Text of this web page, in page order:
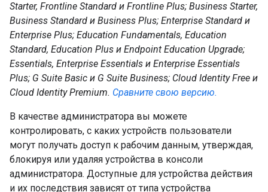
Starter, Frontline Standard и Frontline Plus; Business Starter,
Business Standard и Business Plus; Enterprise Standard и
Enterprise Plus; Education Fundamentals, Education
Standard, Education Plus и Endpoint Education Upgrade;
Essentials, Enterprise Essentials и Enterprise Essentials
Plus; G Suite Basic и G Suite Business; Cloud Identity Free и
Cloud Identity Premium. Сравните свою версию.
В качестве администратора вы можете
контролировать, с каких устройств пользователи
могут получать доступ к рабочим данным, утверждая,
блокируя или удаляя устройства в консоли
администратора. Доступные для устройства действия
и их последствия зависят от типа устройства